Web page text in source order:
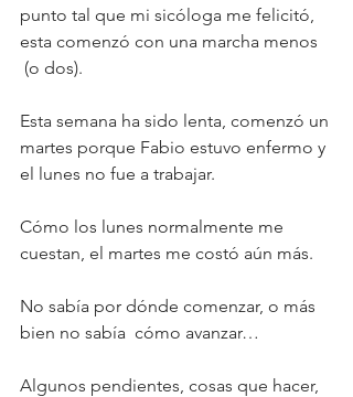
punto tal que mi sicóloga me felicitó,
esta comenzó con una marcha menos
(o dos).
Esta semana ha sido lenta, comenzó un
martes porque Fabio estuvo enfermo y
el lunes no fue a trabajar.
Cómo los lunes normalmente me
cuestan, el martes me costó aún más.
No sabía por dónde comenzar, o más
bien no sabía  cómo avanzar…
Algunos pendientes, cosas que hacer,